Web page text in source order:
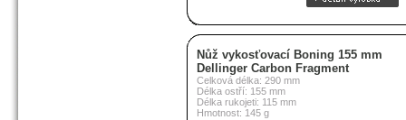
Nůž vykosťovací Boning 155 mm
Dellinger Carbon Fragment
Celková délka: 290 mm
Délka ostří: 155 mm
Délka rukojeti: 115 mm
Hmotnost: 145 g